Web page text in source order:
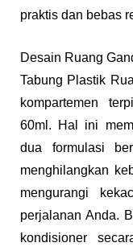
praktis dan bebas
Desain Ruang
Tabung Plastik
kompartemen
60ml. Hal ini
dua formulasi
menghilangkan
mengurangi
perjalanan Anda.
kondisioner